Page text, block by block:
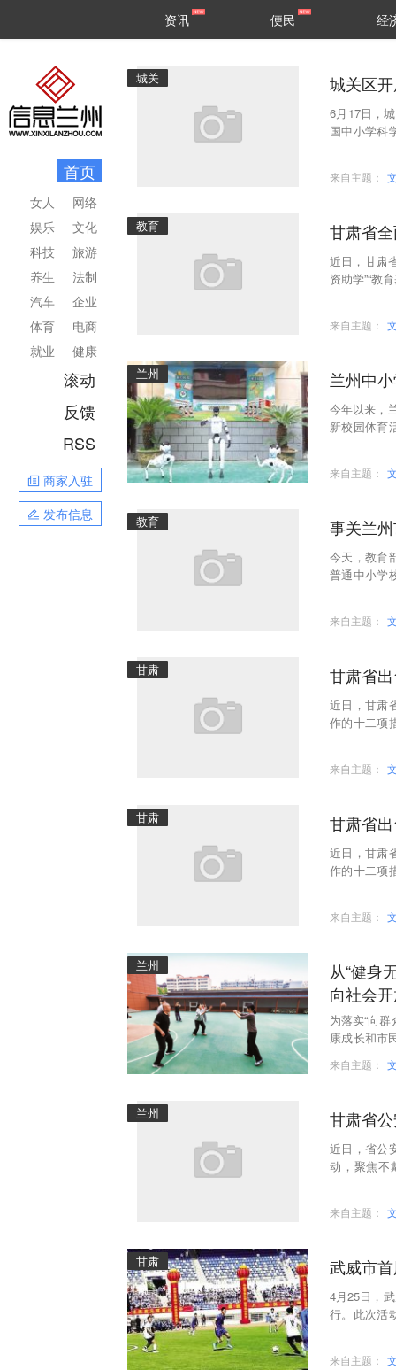
区县
资讯 便民 经
首页
网络
文化
旅游
法制
企业
电商
健康
女人
娱乐
科技
养生
汽车
体育
就业
滚动
反馈
RSS
商家入驻
发布信息
城关 城关区
6月17日，
国中小学科
来自主题：
教育 甘肃省
近日，甘肃
资助学”“教
来自主题：
兰州 兰州中
今年以来，
新校园体育
来自主题：
教育 事关兰
今天，教育
普通中小学
来自主题：
甘肃 甘肃省
近日，甘肃
作的十二项
来自主题：
甘肃 甘肃省
近日，甘肃
作的十二项
来自主题：
兰州
从“健身
向社会
为落实“向
康成长和市
来自主题：
兰州 甘肃省
近日，省公
动，聚焦不
来自主题：
甘肃 武威市
4月25日，
行。此次活
来自主题：